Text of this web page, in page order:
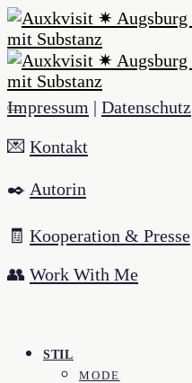
Impressum | Datenschutz
💌 Kontakt
✒️ Autorin
🧾 Kooperation & Presse
👥 Work With Me
STIL
MODE